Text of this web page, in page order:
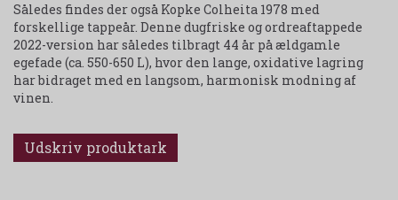
Således findes der også Kopke Colheita 1978 med
forskellige tappeår. Denne dugfriske og ordreaftappede
2022-version har således tilbragt 44 år på ældgamle
egefade (ca. 550-650 L), hvor den lange, oxidative lagring
har bidraget med en langsom, harmonisk modning af
vinen.
Udskriv produktark